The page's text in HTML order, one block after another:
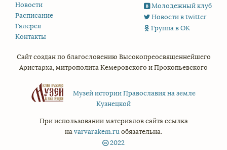
Молодежный клуб
Новости в twitter
Группа в ОК
Новости
Расписание
Галерея
Контакты
Сайт создан по благословению Высокопреосвященнейшего
Аристарха,митрополита Кемеровского и Прокопьевского
Музей истории Православия на земле
Кузнецкой
При использовании материалов сайта ссылка
наvarvarakem.ruобязательна.
2022